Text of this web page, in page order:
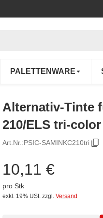
PALETTENWARE
Alternativ-Tinte
210/ELS tri-color
Art.Nr.:PSIC-SAMINKC210tri
10,11 €
pro Stk
exkl. 19% USt. zzgl. Versand